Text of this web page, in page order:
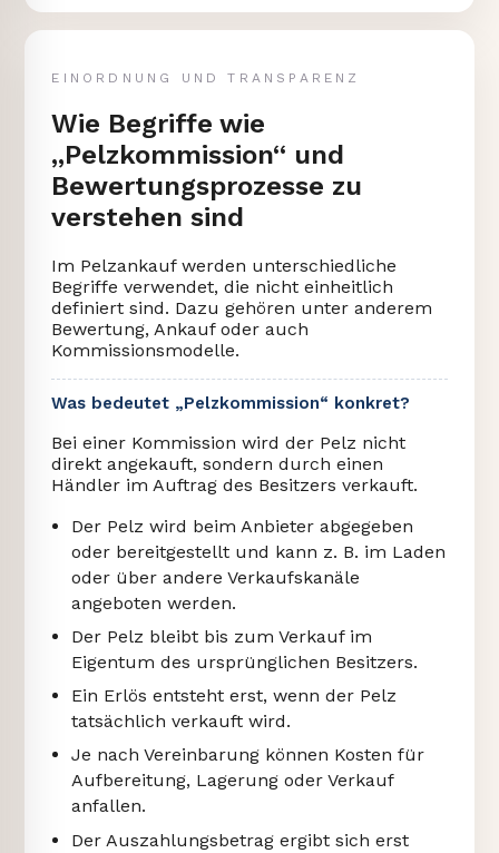
EINORDNUNG UND TRANSPARENZ
Wie Begriffe wie
„Pelzkommission“ und
Bewertungsprozesse zu
verstehen sind
Im Pelzankauf werden unterschiedliche
Begriffe verwendet, die nicht einheitlich
definiert sind. Dazu gehören unter anderem
Bewertung, Ankauf oder auch
Kommissionsmodelle.
Was bedeutet „Pelzkommission“ konkret?
Bei einer Kommission wird der Pelz nicht
direkt angekauft, sondern durch einen
Händler im Auftrag des Besitzers verkauft.
Der Pelz wird beim Anbieter abgegeben
oder bereitgestellt und kann z. B. im Laden
oder über andere Verkaufskanäle
angeboten werden.
Der Pelz bleibt bis zum Verkauf im
Eigentum des ursprünglichen Besitzers.
Ein Erlös entsteht erst, wenn der Pelz
tatsächlich verkauft wird.
Je nach Vereinbarung können Kosten für
Aufbereitung, Lagerung oder Verkauf
anfallen.
Der Auszahlungsbetrag ergibt sich erst